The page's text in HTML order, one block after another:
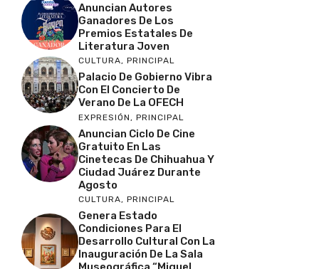
Anuncian Autores
Ganadores De Los
Premios Estatales De
Literatura Joven
CULTURA, PRINCIPAL
Palacio De Gobierno Vibra
Con El Concierto De
Verano De La OFECH
EXPRESIÓN , PRINCIPAL
Anuncian Ciclo De Cine
Gratuito En Las
Cinetecas De Chihuahua Y
Ciudad Juárez Durante
Agosto
CULTURA, PRINCIPAL
Genera Estado
Condiciones Para El
Desarrollo Cultural Con La
Inauguración De La Sala